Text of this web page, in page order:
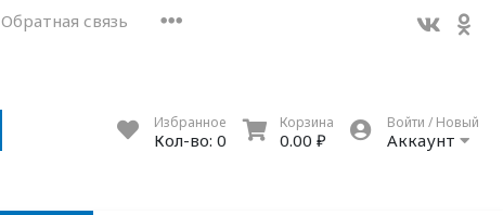
Обратная связь
Избранное
Кол-во: 0
Корзина
0.00 ₽
Войти / Новый
Аккаунт